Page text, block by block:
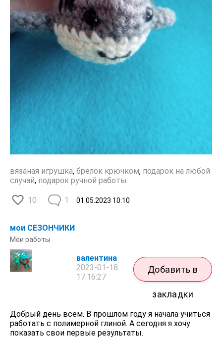
вязаная игрушка, брелок крючком, подарок на любой
случай, подарок ручной работы
10 01.05.2023 10:10
1
мои СЕЗОНЧИКИ
Мои работы
валентина
2023-01-18
17:16:27
Добавить в
закладки
Добрый день всем. В прошлом году я начала учиться
работать с полимерной глиной. А сегодня я хочу
показать свои первые результаты.